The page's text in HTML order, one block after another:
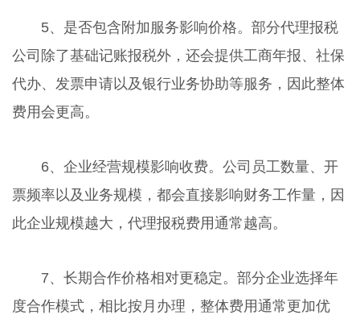
5、是否包含附加服务影响价格。部分代理报税
公司除了基础记账报税外，还会提供工商年报、社保
代办、发票申请以及银行业务协助等服务，因此整体
费用会更高。
6、企业经营规模影响收费。公司员工数量、开
票频率以及业务规模，都会直接影响财务工作量，因
此企业规模越大，代理报税费用通常越高。
7、长期合作价格相对更稳定。部分企业选择年
度合作模式，相比按月办理，整体费用通常更加优